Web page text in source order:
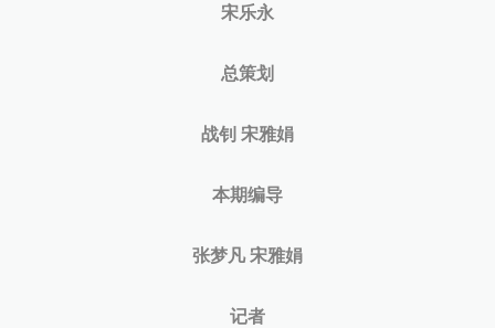
宋乐永
总策划
战钊 宋雅娟
本期编导
张梦凡 宋雅娟
记者